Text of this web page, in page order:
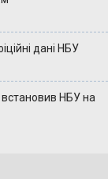
дані НБУ
встановив НБУ на